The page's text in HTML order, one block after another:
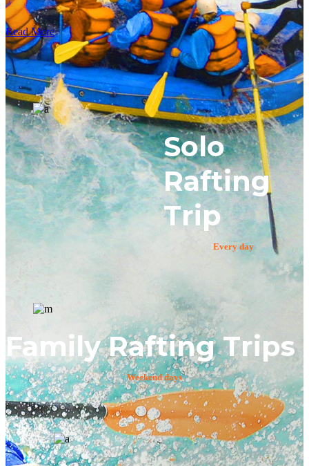
Read More
Solo
Rafting
Trip
Every day
Family Rafting Trips
Weekend days